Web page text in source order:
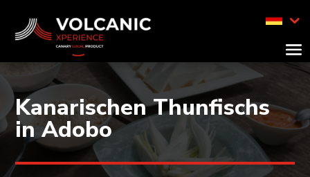
Kanarischen Thunfischs
in Adobo